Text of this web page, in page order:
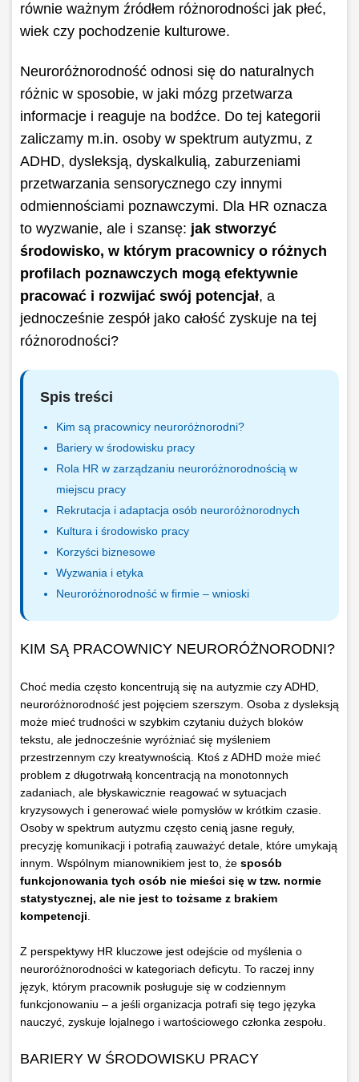
równie ważnym źródłem różnorodności jak płeć,
wiek czy pochodzenie kulturowe.
Neuroróżnorodność odnosi się do naturalnych
różnic w sposobie, w jaki mózg przetwarza
informacje i reaguje na bodźce. Do tej kategorii
zaliczamy m.in. osoby w spektrum autyzmu, z
ADHD, dysleksją, dyskalkulią, zaburzeniami
przetwarzania sensorycznego czy innymi
odmiennościami poznawczymi. Dla HR oznacza
to wyzwanie, ale i szansę: jak stworzyć
środowisko, w którym pracownicy o różnych
profilach poznawczych mogą efektywnie
pracować i rozwijać swój potencjał, a
jednocześnie zespół jako całość zyskuje na tej
różnorodności?
Spis treści
Kim są pracownicy neuroróżnorodni?
Bariery w środowisku pracy
Rola HR w zarządzaniu neuroróżnorodnością w
miejscu pracy
Rekrutacja i adaptacja osób neuroróżnorodnych
Kultura i środowisko pracy
Korzyści biznesowe
Wyzwania i etyka
Neuroróżnorodność w firmie – wnioski
KIM SĄ PRACOWNICY NEURORÓŻNORODNI?
Choć media często koncentrują się na autyzmie czy ADHD,
neuroróżnorodność jest pojęciem szerszym. Osoba z dysleksją
może mieć trudności w szybkim czytaniu dużych bloków
tekstu, ale jednocześnie wyróżniać się myśleniem
przestrzennym czy kreatywnością. Ktoś z ADHD może mieć
problem z długotrwałą koncentracją na monotonnych
zadaniach, ale błyskawicznie reagować w sytuacjach
kryzysowych i generować wiele pomysłów w krótkim czasie.
Osoby w spektrum autyzmu często cenią jasne reguły,
precyzję komunikacji i potrafią zauważyć detale, które umykają
innym. Wspólnym mianownikiem jest to, że sposób
funkcjonowania tych osób nie mieści się w tzw. normie
statystycznej, ale nie jest to tożsame z brakiem
kompetencji
Z perspektywy HR kluczowe jest odejście od myślenia o
neuroróżnorodności w kategoriach deficytu. To raczej inny
język, którym pracownik posługuje się w codziennym
funkcjonowaniu – a jeśli organizacja potrafi się tego języka
nauczyć, zyskuje lojalnego i wartościowego członka zespołu.
BARIERY W ŚRODOWISKU PRACY